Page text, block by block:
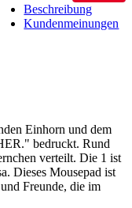
Beschreibung
Kundenmeinungen
Einhorn und dem
bedruckt. Rund
verteilt. Die 1 ist
Dieses Mousepad ist
Freunde, die im